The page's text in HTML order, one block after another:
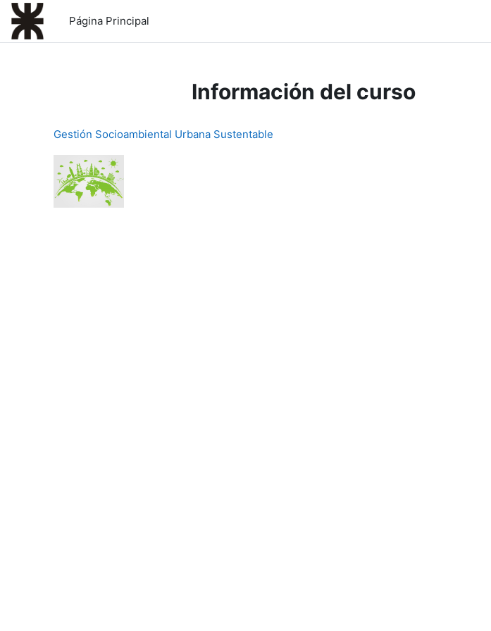
Salta al contenido principal
Página Principal
Información del curso
Gestión Socioambiental Urbana Sustentable